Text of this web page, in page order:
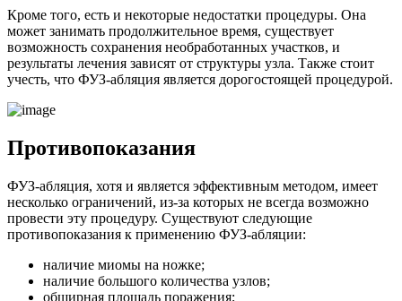
Кроме того, есть и некоторые недостатки процедуры. Она
может занимать продолжительное время, существует
возможность сохранения необработанных участков, и
результаты лечения зависят от структуры узла. Также стоит
учесть, что ФУЗ-абляция является дорогостоящей процедурой.
Противопоказания
ФУЗ-абляция, хотя и является эффективным методом, имеет
несколько ограничений, из-за которых не всегда возможно
провести эту процедуру. Существуют следующие
противопоказания к применению ФУЗ-абляции:
наличие миомы на ножке;
наличие большого количества узлов;
обширная площадь поражения;